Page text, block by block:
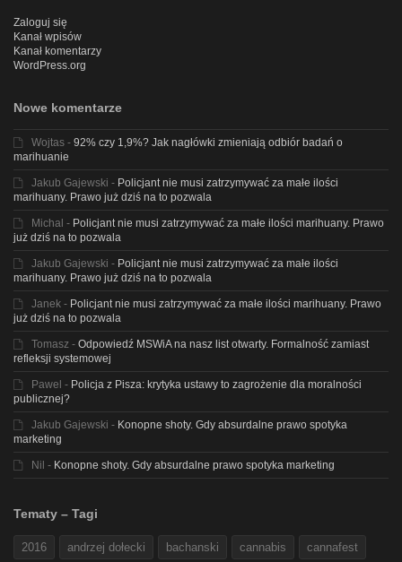
Zaloguj się
Kanał wpisów
Kanał komentarzy
WordPress.org
Nowe komentarze
Wojtas - 92% czy 1,9%? Jak nagłówki zmieniają odbiór badań o
marihuanie
Jakub Gajewski - Policjant nie musi zatrzymywać za małe ilości
marihuany. Prawo już dziś na to pozwala
Michal - Policjant nie musi zatrzymywać za małe ilości marihuany. Prawo
już dziś na to pozwala
Jakub Gajewski - Policjant nie musi zatrzymywać za małe ilości
marihuany. Prawo już dziś na to pozwala
Janek - Policjant nie musi zatrzymywać za małe ilości marihuany. Prawo
już dziś na to pozwala
Tomasz - Odpowiedź MSWiA na nasz list otwarty. Formalność zamiast
refleksji systemowej
Pawel - Policja z Pisza: krytyka ustawy to zagrożenie dla moralności
publicznej?
Jakub Gajewski - Konopne shoty. Gdy absurdalne prawo spotyka
marketing
Nil - Konopne shoty. Gdy absurdalne prawo spotyka marketing
Tematy – Tagi
2016 andrzej dołecki bachanski cannabis cannafest